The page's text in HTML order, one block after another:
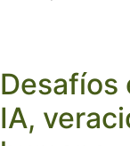
Desafíos
IA,